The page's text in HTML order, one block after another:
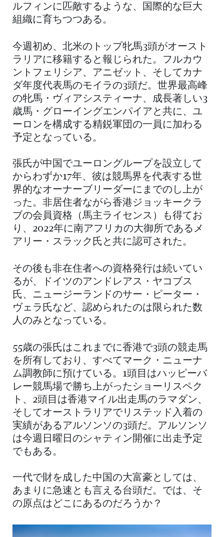
ルフィンに匹敵するような、国際的な巨大
組織に育ちつつある。
今週初め、北米のトップ牝馬3頭がオースト
ラリアに移籍すると報じられた。フルカウ
ントフェリシア、アニゼット、そしてカナ
ダ年度代表馬のモイラの3頭だ。世界最高峰
の牝馬・ヴィアシスティーナ、成長著しい3
歳馬・グローイングエンパイアと共に、ユ
ーロンを構成する精鋭軍団の一員に加わる
予定となっている。
張氏が中国でユーロングループを設立して
からわずか17年、彼は競馬界を代表する世
界的なオーナーブリーダーにまでのし上が
った。非居住者ながら香港ジョッキークラ
ブの会員資格（馬主ライセンス）も得てお
り、2022年に南アフリカの大御所であるメ
アリー・スラック氏と共に認可された。
その後も非在住者への資格発行は続いてい
るが、ドイツのアンドレアス・ヤコブス
氏、ニュージーランドのサー・ピーター・
ヴェラ氏など、認められたのは限られた数
人のみとなっている。
55歳の張氏はこれまでに香港で3頭の競走馬
を所有しており、すべてマーク・ニューナ
ム調教師に預けている。1頭目はハッピーバ
レー競馬場で勝ち上がったショーリスペク
ト、2頭目は香港マイル出走馬のラマダン、
そしてオーストラリアでリステッド入着の
実績があるアルソンソの3頭だ。アルソンソ
は今週日曜日のシャティン開催に出走予定
でもある。
一代で財を成した中国の大富豪としては、
あまりに急速とも言える台頭だ。では、そ
の原点はどこにあるのだろうか？